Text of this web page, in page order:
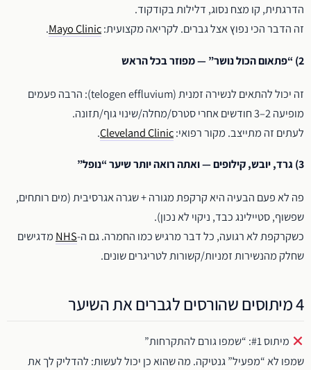
הדרגתית, קו מצח נסוג, דלילות בקודקוד.
זה הדבר הכי נפוץ אצל גברים. לקריאה מקצועית:Mayo Clinic
.
2) “פתאום הכול נושר” — מפוזר בכל הראש
זה יכול להתאים לנשירה זמנית (telogen effluvium): הרבה פעמים
מופיעה 2–3 חודשים אחרי סטרס/מחלה/שינוי גוף/תזונה.
לעתים זה מתייצב. מקור רפואי:Cleveland Clinic
.
3) גרד, יובש, קילופים — ואתה רואה יותר שיער “נופל”
פה לא פעם הבעיה היא קרקפת מגורה + שגרה אגרסיבית (מים רותחים,
שפשוף, סטיילינג כבד, ניקוי לא נכון).
כשקרקפת לא רגועה, כל דבר מרגיש כמו החמרה. גם ה-NHS מדגישים
שחלק מהנשירות זמניות/קשורות לטריגרים שונים.
4 מיתוסים שהורסים לגברים את השיער
מיתוס #1: “שמפו גורם להתקרחות”
שמפו לא “מפעיל” גנטיקה. מה שהוא כן יכול לעשות: להדליק לך את